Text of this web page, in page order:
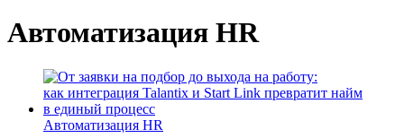
Автоматизация HR
Автоматизация HR